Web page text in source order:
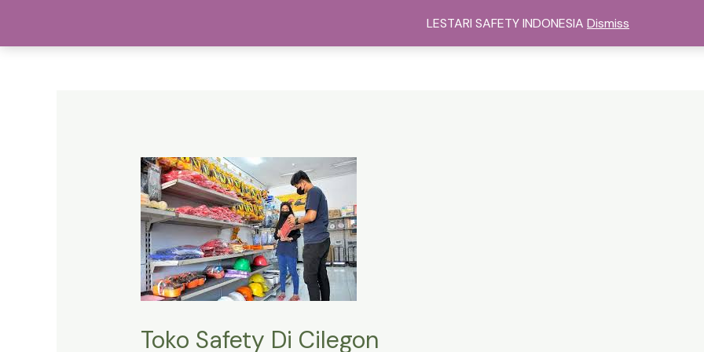
Pusat Alat Safety Di Jakarta Kategori Services
Toko Safety Di Cilegon
LESTARI SAFETY INDONESIA Dismiss